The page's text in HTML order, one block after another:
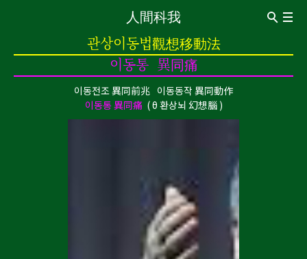
人間科我
ABOUT
Introduction CV
관상이동법觀想移動法
이동전조 異同前兆 이동동작 異同動作 이동통 異同痛
0oㅇ❍..
관상이동법觀想移動法
이동통 異同痛
이동전조 異同前兆
이동동작 異同動作
이동통 異同痛
θ 환상뇌 幻想腦